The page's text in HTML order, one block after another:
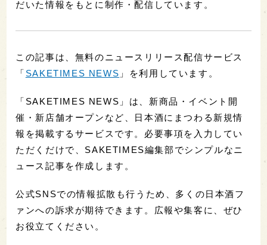
だいた情報をもとに制作・配信しています。
この記事は、無料のニュースリリース配信サービス
「 SAKETIMES NEWS 」を利用しています。
「SAKETIMES NEWS」は、新商品・イベント開
催・新店舗オープンなど、日本酒にまつわる新規情
報を掲載するサービスです。必要事項を入力してい
ただくだけで、SAKETIMES編集部でシンプルなニ
ュース記事を作成します。
公式SNSでの情報拡散も行うため、多くの日本酒フ
ァンへの訴求が期待できます。広報や集客に、ぜひ
お役立てください。